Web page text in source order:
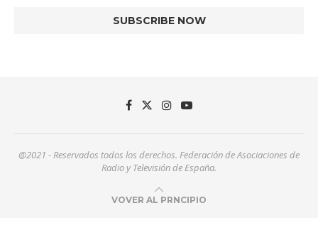
@2021 - Reservados todos los derechos. Federación de Asociaciones de
Radio y Televisión de España.
VOVER AL PRNCIPIO